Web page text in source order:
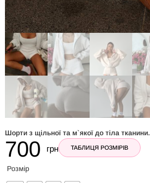
Шорти з щільної та м`якої до тіла тканини.
700 грн ТАБЛИЦЯ РОЗМІРІВ
Розмір